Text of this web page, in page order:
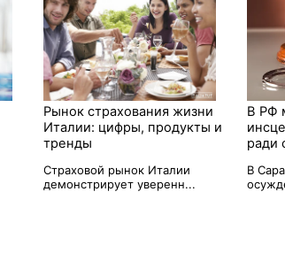
Рынок страхования жизни
Италии: цифры, продукты и
тренды
Страховой рынок Италии
демонстрирует уверенн...
В РФ
ради
В